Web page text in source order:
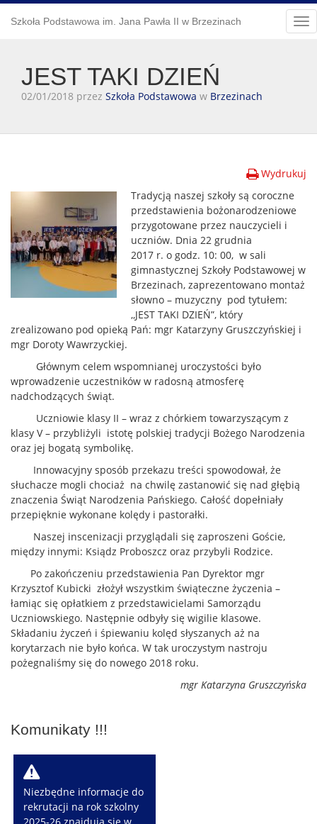
Szkoła Podstawowa im. Jana Pawła II w Brzezinach
JEST TAKI DZIEŃ
02/01/2018 przez Szkoła Podstawowa w Brzezinach
Wydrukuj
Tradycją naszej szkoły są coroczne
przedstawienia bożonarodzeniowe
przygotowane przez nauczycieli i
uczniów. Dnia 22 grudnia
2017 r. o godz. 10: 00, w sali
gimnastycznej Szkoły Podstawowej w
Brzezinach, zaprezentowano montaż
słowno – muzyczny pod tytułem:
,,JEST TAKI DZIEŃ”, który
zrealizowano pod opieką Pań: mgr Katarzyny Gruszczyńskiej i
mgr Doroty Wawrzyckiej.
Głównym celem wspomnianej uroczystości było
wprowadzenie uczestników w radosną atmosferę
nadchodzących świąt.
Uczniowie klasy II – wraz z chórkiem towarzyszącym z
klasy V – przybliżyli istotę polskiej tradycji Bożego Narodzenia
oraz jej bogatą symbolikę.
Innowacyjny sposób przekazu treści spowodował, że
słuchacze mogli chociaż na chwilę zastanowić się nad głębią
znaczenia Świąt Narodzenia Pańskiego. Całość dopełniały
przepięknie wykonane kolędy i pastorałki.
Naszej inscenizacji przyglądali się zaproszeni Goście,
między innymi: Ksiądz Proboszcz oraz przybyli Rodzice.
Po zakończeniu przedstawienia Pan Dyrektor mgr
Krzysztof Kubicki złożył wszystkim świąteczne życzenia –
łamiąc się opłatkiem z przedstawicielami Samorządu
Uczniowskiego. Następnie odbyły się wigilie klasowe.
Składaniu życzeń i śpiewaniu kolęd słyszanych aż na
korytarzach nie było końca. W tak uroczystym nastroju
pożegnaliśmy się do nowego 2018 roku.
mgr Katarzyna Gruszczyńska
Komunikaty !!!
W
Niezbędne informacje do
rekrutacji na rok szkolny